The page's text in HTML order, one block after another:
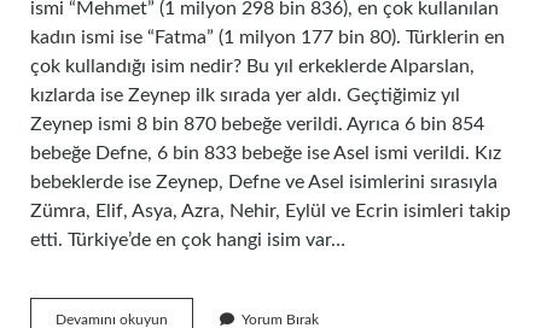
ismi “Mehmet” (1 milyon 298 bin 836), en çok kullanılan
kadın ismi ise “Fatma” (1 milyon 177 bin 80). Türklerin en
çok kullandığı isim nedir? Bu yıl erkeklerde Alparslan,
kızlarda ise Zeynep ilk sırada yer aldı. Geçtiğimiz yıl
Zeynep ismi 8 bin 870 bebeğe verildi. Ayrıca 6 bin 854
bebeğe Defne, 6 bin 833 bebeğe ise Asel ismi verildi. Kız
bebeklerde ise Zeynep, Defne ve Asel isimlerini sırasıyla
Zümra, Elif, Asya, Azra, Nehir, Eylül ve Ecrin isimleri takip
etti. Türkiye’de en çok hangi isim var…
Devamını okuyun Turkiyede
Yorum Bırak